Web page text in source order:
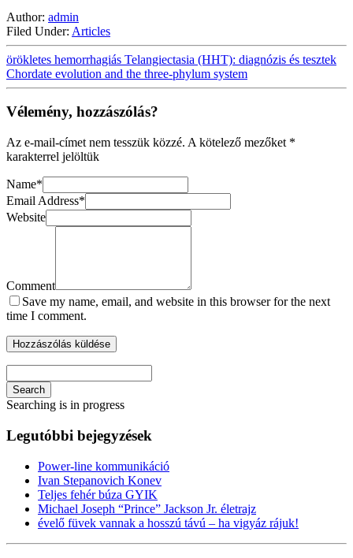
Author: admin
Filed Under: Articles
örökletes hemorrhagiás Telangiectasia (HHT): diagnózis és tesztek
Chordate evolution and the three-phylum system
Vélemény, hozzászólás?
Az e-mail-címet nem tesszük közzé. A kötelező mezőket *
karakterrel jelöltük
Name*
Email Address*
Website
Comment
Save my name, email, and website in this browser for the next
time I comment.
Search
Searching is in progress
Legutóbbi bejegyzések
Power-line kommunikáció
Ivan Stepanovich Konev
Teljes fehér búza GYIK
Michael Joseph “Prince” Jackson Jr. életrajz
évelő füvek vannak a hosszú távú – ha vigyáz rájuk!